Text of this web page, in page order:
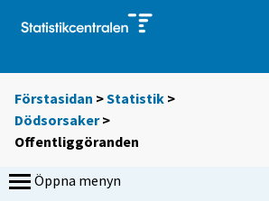
Förstasidan >Statistik >
Dödsorsaker>
Offentliggöranden
Öppna menyn